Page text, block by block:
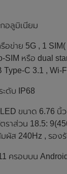
อลูมิเนียม
อข่าย 5G , 1
SIM หรือ dual
Type-C 3.1 , Wi-
ดับ IP68
ขนาด 6.76 นิ้ว
ราส่วน 18.5:
มผัส 240Hz , รอง
ครอบบน